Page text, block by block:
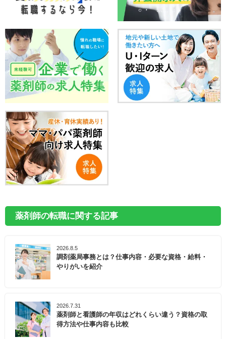
薬剤師の転職に関する記事
2026.8.5
調剤薬局事務とは？仕事内容・必要な資格・給料・
やりがいを紹介
2026.7.31
薬剤師と看護師の年収はどれくらい違う？資格の取
得方法や仕事内容も比較